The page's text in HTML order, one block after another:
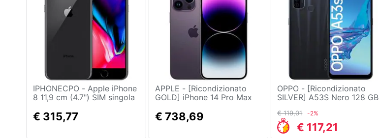
IPHONECPO - Apple iPhone
8 11,9 cm (4.7") SIM singola
Grigio Rinnovato
€ 315,77
APPLE - [Ricondizionato
GOLD] iPhone 14 Pro Max
€ 738,69
OPPO - [Ricondizionato
SILVER] A53S Nero 128 GB
Slot Micro SD Fotocamera
13 Mpx Android
€ 119,01 -2%
€ 117,21